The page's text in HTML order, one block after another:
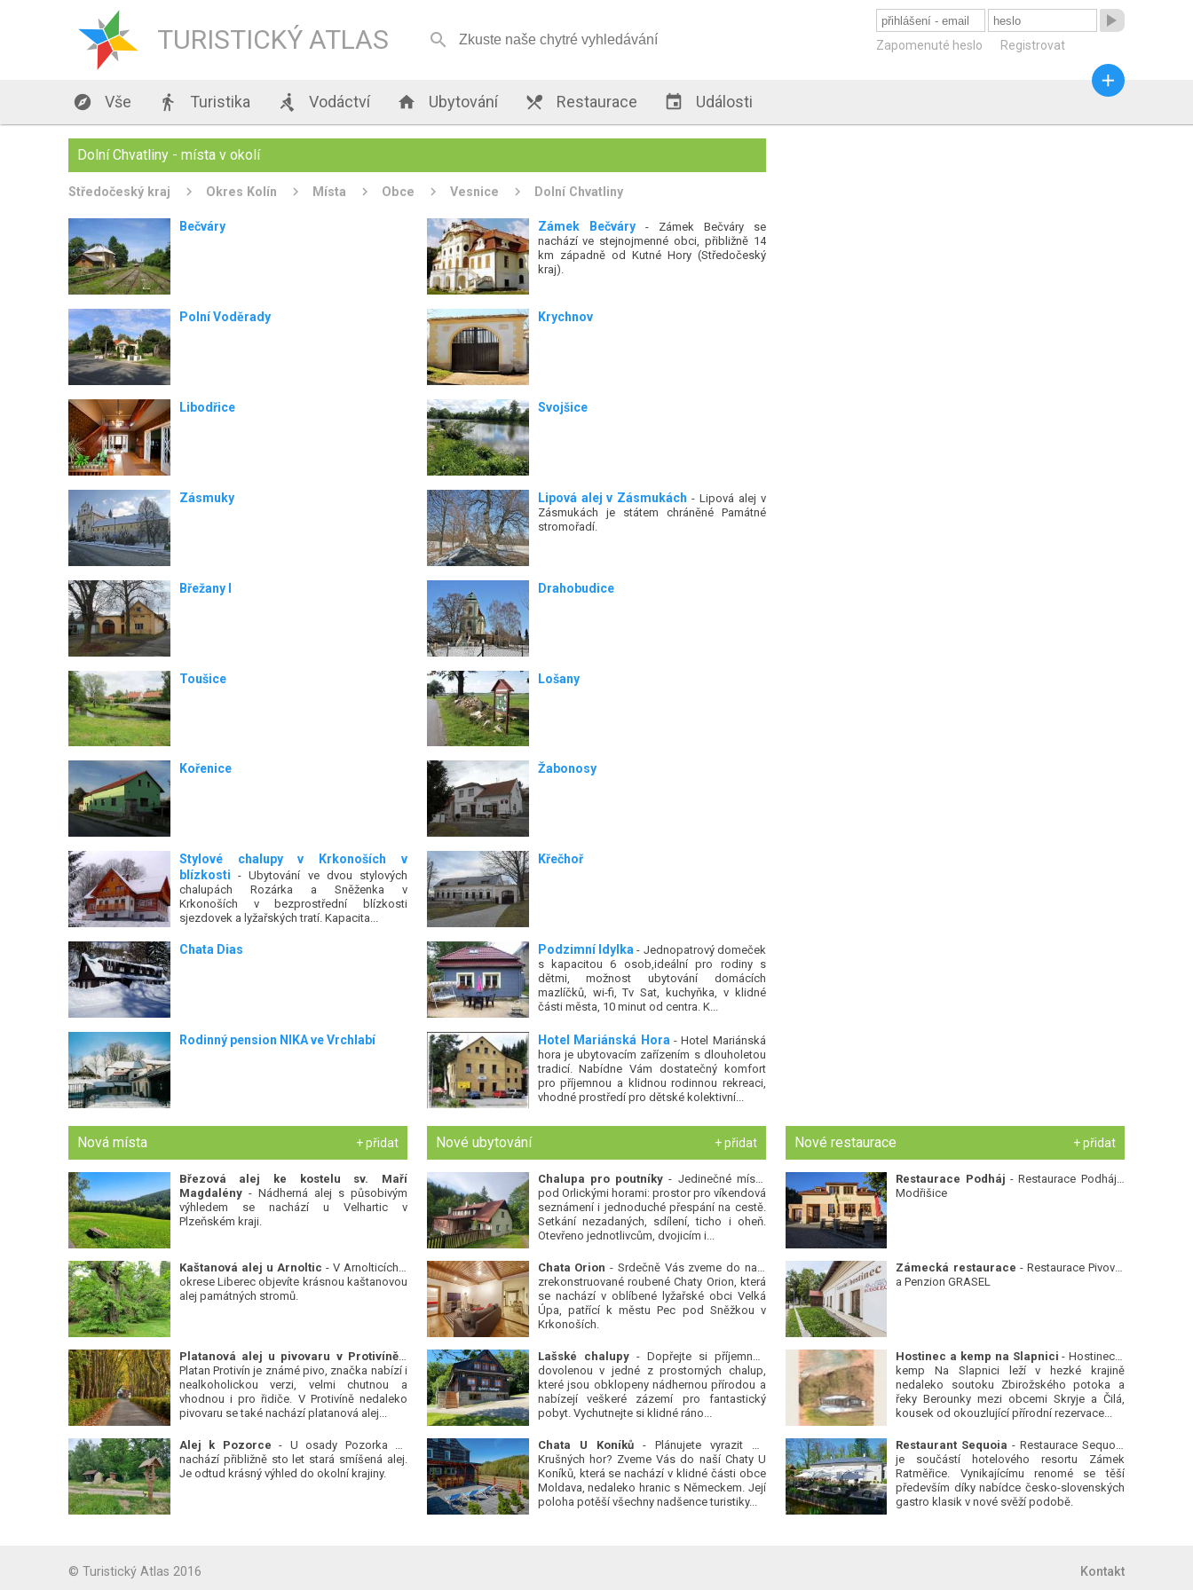
TURISTICKÝ ATLAS 

Zapomenuté heslo Registrovat
 Vše  Turistika  Vodáctví  Ubytování  Restaurace  Události

Dolní Chvatliny - místa v okolí
Středočeský kraj Okres Kolín Místa Obce Vesnice Dolní Chvatliny
Zámek Bečváry- Zámek Bečváry se
nachází ve stejnojmenné obci, přibližně 14
km západně od Kutné Hory (Středočeský
kraj).
Bečváry
Krychnov
Polní Voděrady
Svojšice
Libodřice
Lipová alej v Zásmukách - Lipová alej v
Zásmukách je státem chráněné Památné
stromořadí.
Zásmuky
Drahobudice
Břežany I
Lošany
Toušice
Žabonosy
Kořenice
Křečhoř
Stylové chalupy v Krkonoších v
blízkosti - Ubytování ve dvou stylových
chalupách Rozárka a Sněženka v
Krkonoších v bezprostřední blízkosti
sjezdovek a lyžařských tratí. Kapacita...
Podzimní Idylka- Jednopatrový domeček
s kapacitou 6 osob,ideální pro rodiny s
dětmi, možnost ubytování domácích
mazlíčků, wi-fi, Tv Sat, kuchyňka, v klidné
části města, 10 minut od centra. K...
Chata Dias
Hotel Mariánská Hora- Hotel Mariánská
hora je ubytovacím zařízením s dlouholetou
tradicí. Nabídne Vám dostatečný komfort
pro příjemnou a klidnou rodinnou rekreaci,
vhodné prostředí pro dětské kolektivní...
Rodinný pension NIKA ve Vrchlabí
Nová místa + přidat
Březová alej ke kostelu sv. Maří
Magdalény- Nádherná alej s působivým
výhledem se nachází u Velhartic v
Plzeňském kraji.
Kaštanová alej u Arnoltic - V Arnolticích v
okrese Liberec objevíte krásnou kaštanovou
alej památných stromů.
Platanová alej u pivovaru v Protivíně-
Platan Protivín je známé pivo, značka nabízí i
nealkoholickou verzi, velmi chutnou a
vhodnou i pro řidiče. V Protivíně nedaleko
pivovaru se také nachází platanová alej...
Alej k Pozorce - U osady Pozorka se
nachází přibližně sto let stará smíšená alej.
Je odtud krásný výhled do okolní krajiny.
Nové ubytování + přidat
Chalupa pro poutníky - Jedinečné místo
pod Orlickými horami: prostor pro víkendová
seznámení i jednoduché přespání na cestě.
Setkání nezadaných, sdílení, ticho i oheň.
Otevřeno jednotlivcům, dvojicím i...
Chata Orion - Srdečně Vás zveme do naší
zrekonstruované roubené Chaty Orion, která
se nachází v oblíbené lyžařské obci Velká
Úpa, patřící k městu Pec pod Sněžkou v
Krkonoších.
Lašské chalupy- Dopřejte si příjemnou
dovolenou v jedné z prostorných chalup,
které jsou obklopeny nádhernou přírodou a
nabízejí veškeré zázemí pro fantastický
pobyt. Vychutnejte si klidné ráno...
Chata U Koníků- Plánujete vyrazit do
Krušných hor? Zveme Vás do naší Chaty U
Koníků, která se nachází v klidné části obce
Moldava, nedaleko hranic s Německem. Její
poloha potěší všechny nadšence turistiky...
Nové restaurace + přidat
Restaurace Podháj - Restaurace Podháj -
Modřišice
Zámecká restaurace - Restaurace Pivovar
a Penzion GRASEL
Hostinec a kemp na Slapnici - Hostinec a
kemp Na Slapnici leží v hezké krajině
nedaleko soutoku Zbirožského potoka a
řeky Berounky mezi obcemi Skryje a Čilá,
kousek od okouzlující přírodní rezervace...
Restaurant Sequoia - Restaurace Sequoia
je součástí hotelového resortu Zámek
Ratměřice. Vynikajícímu renomé se těší
především díky nabídce česko-slovenských
gastro klasik v nové svěží podobě.
© Turistický Atlas 2016 Kontakt